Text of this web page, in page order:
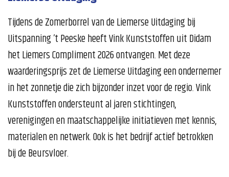
Tijdens de Zomerborrel van de Liemerse Uitdaging bij
Uitspanning ’t Peeske heeft Vink Kunststoffen uit Didam
het Liemers Compliment 2026 ontvangen. Met deze
waarderingsprijs zet de Liemerse Uitdaging een ondernemer
in het zonnetje die zich bijzonder inzet voor de regio. Vink
Kunststoffen ondersteunt al jaren stichtingen,
verenigingen en maatschappelijke initiatieven met kennis,
materialen en netwerk. Ook is het bedrijf actief betrokken
bij de Beursvloer.